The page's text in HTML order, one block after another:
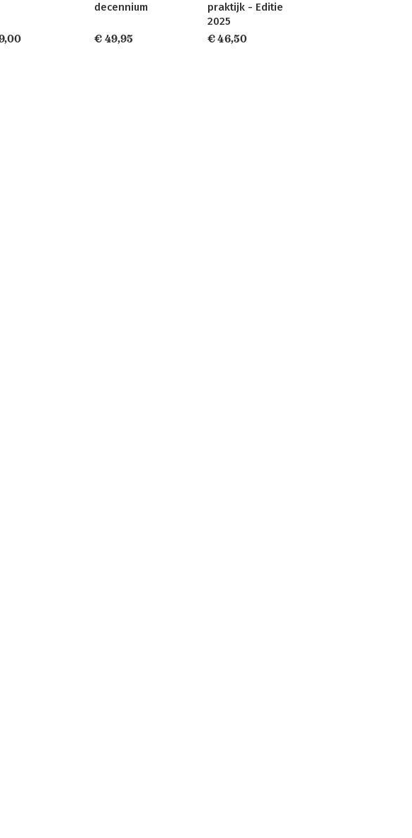
decennium
€ 49,95
praktijk - Editie
2025
€ 46,50